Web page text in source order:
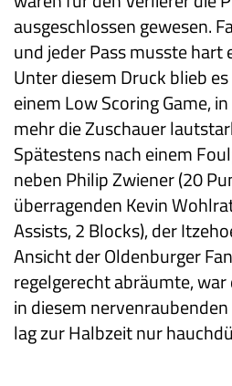
ausgeschlossen gewesen.
und jeder Pass musste
Unter diesem Druck blieb
einem Low Scoring Game,
mehr die Zuschauer
Spätestens nach einem
neben Philip Zwiener (20
überragenden Kevin
Assists, 2 Blocks), der
Ansicht der Oldenburger
regelgerecht abräumte,
in diesem
lag zur Halbzeit nur